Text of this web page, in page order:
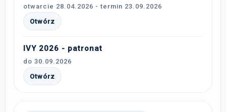
otwarcie 28.04.2026 - termin 23.09.2026
Otwórz
IVY 2026 - patronat
do 30.09.2026
Otwórz